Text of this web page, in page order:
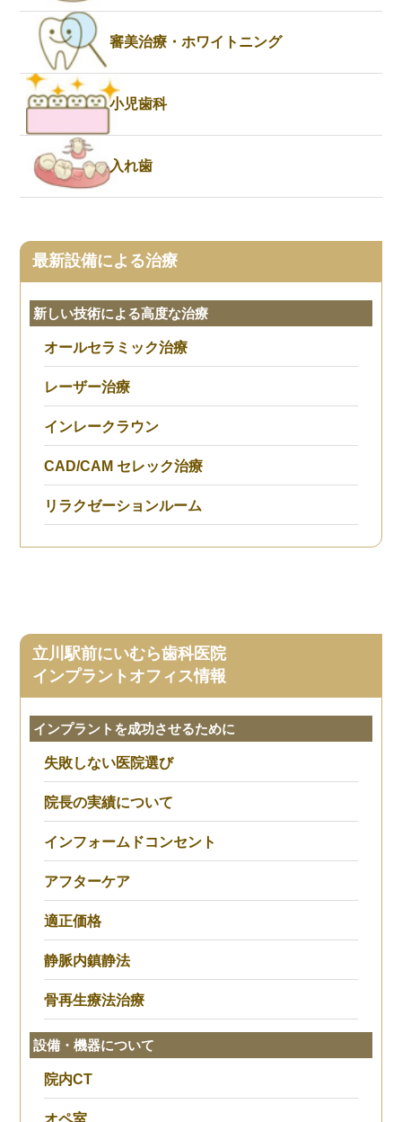
審美治療・ホワイトニング
小児歯科
入れ歯
最新設備による治療
新しい技術による高度な治療
オールセラミック治療
レーザー治療
インレークラウン
CAD/CAM セレック治療
リラクゼーションルーム
立川駅前にいむら歯科医院
インプラントオフィス情報
インプラントを成功させるために
失敗しない医院選び
院長の実績について
インフォームドコンセント
アフターケア
適正価格
静脈内鎮静法
骨再生療法治療
設備・機器について
院内CT
オペ室